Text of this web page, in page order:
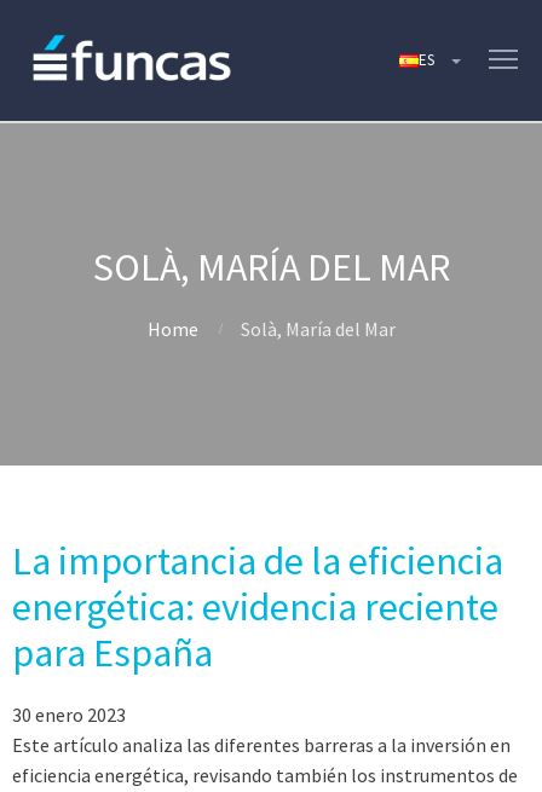
SOLÀ, MARÍA DEL MAR
Home Solà, María del Mar
La importancia de la eficiencia
energética: evidencia reciente
para España
30 enero 2023
Este artículo analiza las diferentes barreras a la inversión en
eficiencia energética, revisando también los instrumentos de